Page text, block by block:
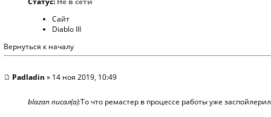
Сайт
Diablo III
Вернуться к началу
Padladin » 14 ноя 2019, 10:49
blazan писал(а):То что ремастер в процессе работы уже